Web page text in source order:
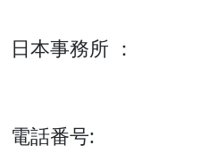
日本事務所 ：
電話番号: